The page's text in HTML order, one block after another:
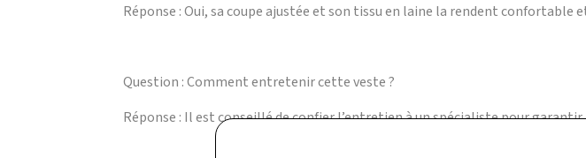
Réponse : Oui, sa coupe ajustée et son tissu en laine la rendent confortable
Question : Comment entretenir cette veste ?
Réponse : Il est conseillé de confier l’entretien à un spécialiste pour